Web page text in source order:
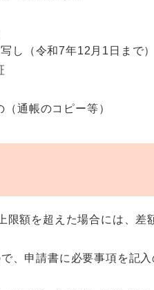
（令和7年12月1日まで）
通帳のコピー等）
額を超えた場合には、差
、申請書に必要事項を記